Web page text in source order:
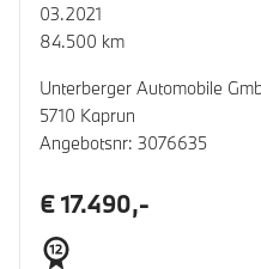
03.2021
84.500 km
Unterberger Automobile
5710 Kaprun
Angebotsnr: 3076635
€ 17.490,-